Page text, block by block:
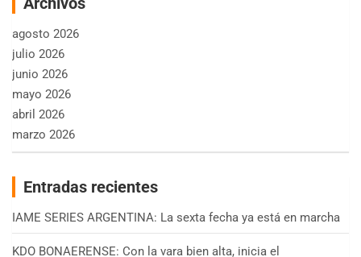
agosto 2026
julio 2026
junio 2026
mayo 2026
abril 2026
marzo 2026
Entradas recientes
IAME SERIES ARGENTINA: La sexta fecha ya está en marcha
KDO BONAERENSE: Con la vara bien alta, inicia el